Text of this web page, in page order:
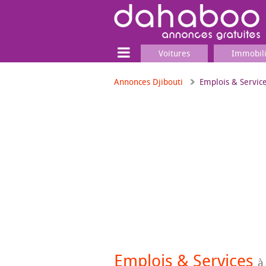
Voitures
Annonces Djibouti Emplois &
Emplois & Services